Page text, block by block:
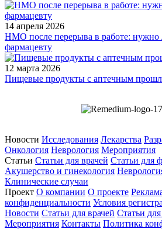
14 апреля 2026
НМО после перерыва в работе: нужно
фармацевту
12 марта 2026
Пищевые продукты с аптечным
Новости Исследования Лекарства
Онкология Неврология Мероприятия
Статьи Статьи для врачей Статьи для
Акушерство и гинекология
Клинические случаи
Проект О компании О проекте
конфиденциальности Условия
Новости Статьи для врачей Статьи
Мероприятия Контакты Политика